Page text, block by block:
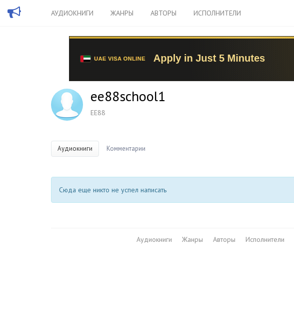
АУДИОКНИГИ ЖАНРЫ АВТОРЫ ИСПОЛНИТЕЛИ
ee88school1
EE88
Аудиокниги Комментарии
Сюда еще никто не успел написать
Аудиокниги Жанры Авторы Исполнители